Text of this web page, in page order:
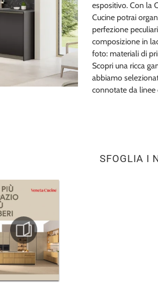
espositivo. Con la
Cucine potrai
perfezione
composizione in
foto: materiali di
Scopri una ricca
abbiamo
connotate da linee
SFOGLIA I